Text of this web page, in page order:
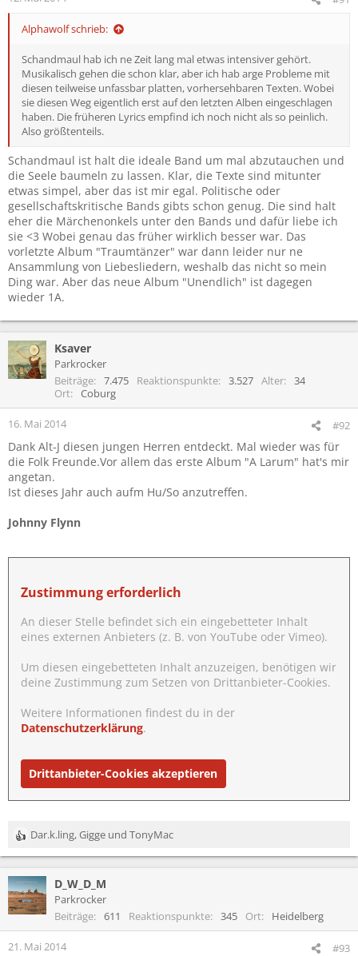
Alphawolf schrieb:
Schandmaul hab ich ne Zeit lang mal etwas intensiver gehört.
Musikalisch gehen die schon klar, aber ich hab arge Probleme mit
diesen teilweise unfassbar platten, vorhersehbaren Texten. Wobei
sie diesen Weg eigentlich erst auf den letzten Alben eingeschlagen
haben. Die früheren Lyrics empfind ich noch nicht als so peinlich.
Also größtenteils.
Schandmaul ist halt die ideale Band um mal abzutauchen und
die Seele baumeln zu lassen. Klar, die Texte sind mitunter
etwas simpel, aber das ist mir egal. Politische oder
gesellschaftskritische Bands gibts schon genug. Die sind halt
eher die Märchenonkels unter den Bands und dafür liebe ich
sie <3 Wobei genau das früher wirklich besser war. Das
vorletzte Album "Traumtänzer" war dann leider nur ne
Ansammlung von Liebesliedern, weshalb das nicht so mein
Ding war. Aber das neue Album "Unendlich" ist dagegen
wieder 1A.
Ksaver
Parkrocker
Beiträge
7.475 Reaktionspunkte 3.527 Alter
34
Ort
Coburg
16. Mai 2014 #92
Dank Alt-J diesen jungen Herren entdeckt. Mal wieder was für
die Folk Freunde.Vor allem das erste Album "A Larum" hat's mir
angetan.
Ist dieses Jahr auch aufm Hu/So anzutreffen.
Johnny Flynn
Zustimmung erforderlich
An dieser Stelle befindet sich ein eingebetteter Inhalt
eines externen Anbieters (z. B. von YouTube oder Vimeo).
Um diesen eingebetteten Inhalt anzuzeigen, benötigen wir
deine Zustimmung zum Setzen von Drittanbieter-Cookies.
Weitere Informationen findest du in der
Datenschutzerklärung.
Drittanbieter-Cookies akzeptieren
R
e
k
t
i
o
n
Dar.k.ling,Gigge und TonyMac
D_W_D_M
Parkrocker
Beiträge
611 Reaktionspunkte 345 Ort Heidelberg
21. Mai 2014 #93